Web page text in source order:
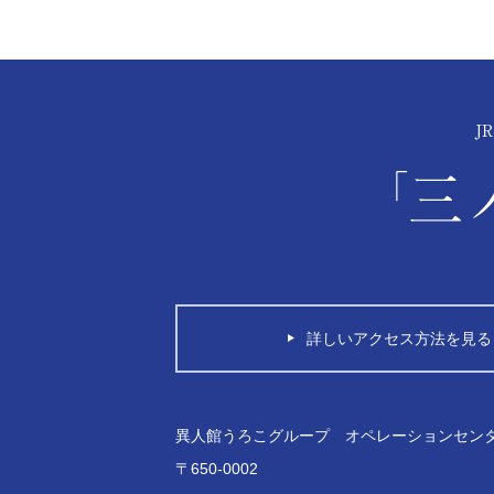
詳しいアクセス方法を見る
異人館うろこグループ オペレーションセン
〒650-0002